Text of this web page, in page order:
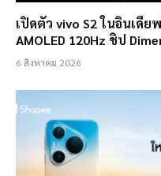
เปิดตัว vivo S2 ในอินเดีย
AMOLED 120Hz ชิป
6 สิงหาคม 2026